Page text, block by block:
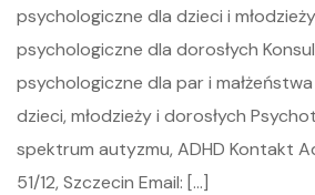
psychologiczne dla dzieci i
psychologiczne dla dorosłych
psychologiczne dla par i
dzieci, młodzieży i dorosłych
spektrum autyzmu, ADHD Kontakt
51/12, Szczecin Email: […]